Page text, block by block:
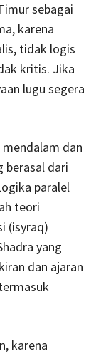
sebagai
karena
tidak logis
kritis. Jika
lugu segera
dan
berasal dari
paralel
teori
(isyraq)
yang
dan ajaran
karena